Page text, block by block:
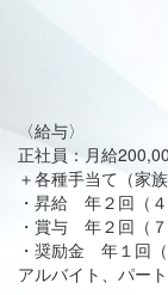
〈給与〉
正社員：月給
＋各種手当て（家
・昇給 年２回（４
・賞与 年２回（
・奨励金 年１回（
アルバイト、パー